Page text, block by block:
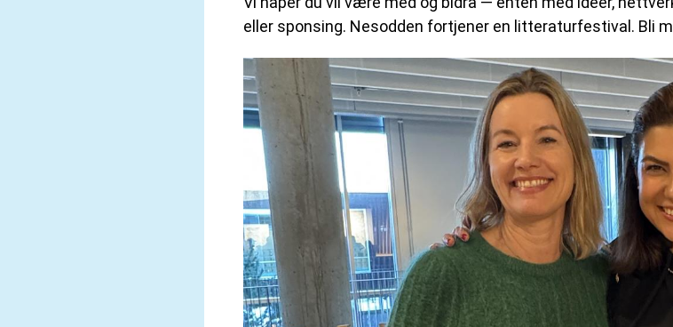
eller sponsing. Nesodden fortjener en litteraturfestival. Bli